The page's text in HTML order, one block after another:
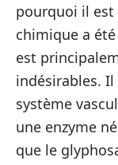
pourquoi il est
chimique a
est
indésirables.
système
une enzyme
que le